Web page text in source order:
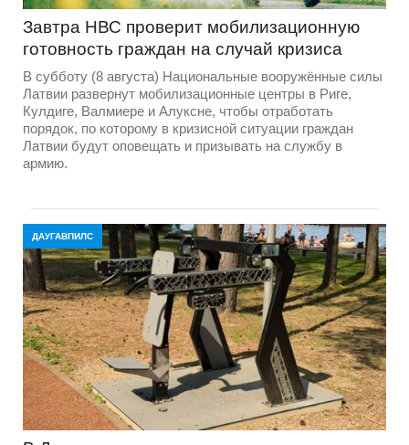
Завтра НВС проверит мобилизационную
готовность граждан на случай кризиса
В субботу (8 августа) Национальные вооружённые силы
Латвии развернут мобилизационные центры в Риге,
Кулдиге, Валмиере и Алуксне, чтобы отработать
порядок, по которому в кризисной ситуации граждан
Латвии будут оповещать и призывать на службу в
армию.
ДАУГАВПИЛС